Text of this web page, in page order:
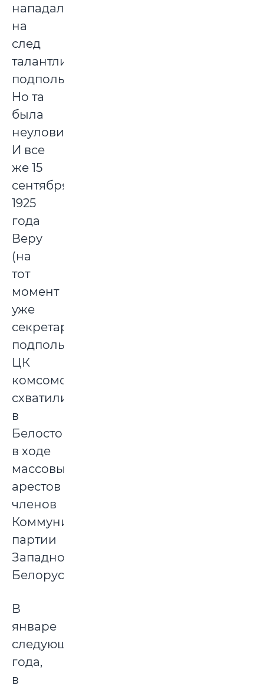
нападала
на
след
талантливой
подпольщицы.
Но та
была
неуловимой.
И все
же 15
сентября
1925
года
Веру
(на
тот
момент
уже
секретаря
подпольного
ЦК
комсомола)
схватили
в
Белостоке
в ходе
массовых
арестов
членов
Коммунистической
партии
Западной
Белоруссии.
В
январе
следующего
года,
в